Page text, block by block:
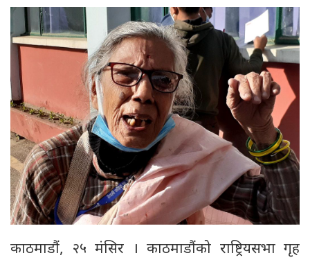
काठमाडौं, २५ मंसिर । काठमाडौंको राष्ट्रियसभा गृह